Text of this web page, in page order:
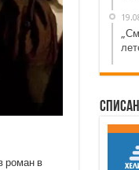
роман в